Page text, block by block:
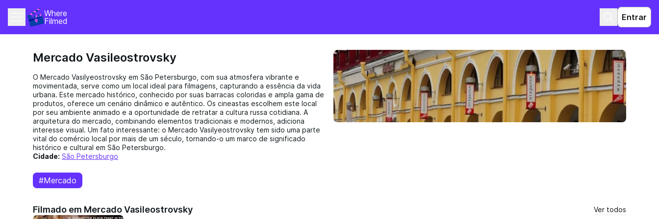
Where
Filmed
Entrar
Mercado Vasileostrovsky
O Mercado Vasilyeostrovsky em São Petersburgo, com sua atmosfera vibrante e
movimentada, serve como um local ideal para filmagens, capturando a essência da vida
urbana. Este mercado histórico, conhecido por suas barracas coloridas e ampla gama de
produtos, oferece um cenário dinâmico e autêntico. Os cineastas escolhem este local
por seu ambiente animado e a oportunidade de retratar a cultura russa cotidiana. A
arquitetura do mercado, combinando elementos tradicionais e modernos, adiciona
interesse visual. Um fato interessante: o Mercado Vasilyeostrovsky tem sido uma parte
vital do comércio local por mais de um século, tornando-o um marco de significado
histórico e cultural em São Petersburgo.
Cidade: São Petersburgo
#Mercado
Filmado em Mercado Vasileostrovsky Ver todos